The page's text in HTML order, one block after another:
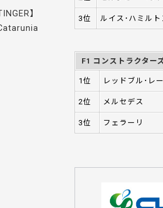
】
3位 ルイス･ハミルト
F1 コンストラクター
1位 レッドブル･レ
2位 メルセデス
3位 フェラーリ